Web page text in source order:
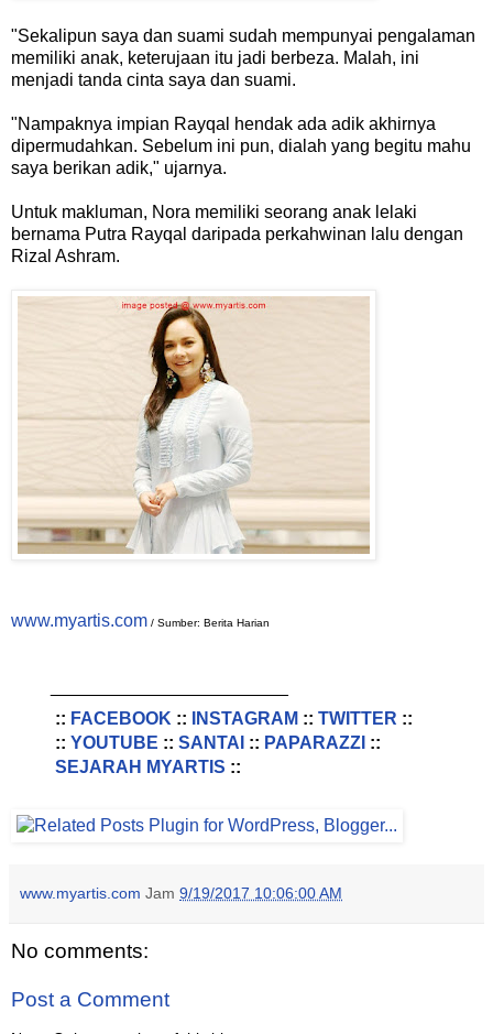
"Sekalipun saya dan suami sudah mempunyai pengalaman
memiliki anak, keterujaan itu jadi berbeza. Malah, ini
menjadi tanda cinta saya dan suami.
"Nampaknya impian Rayqal hendak ada adik akhirnya
dipermudahkan. Sebelum ini pun, dialah yang begitu mahu
saya berikan adik," ujarnya.
Untuk makluman, Nora memiliki seorang anak lelaki
bernama Putra Rayqal daripada perkahwinan lalu dengan
Rizal Ashram.
www.myartis.com / Sumber: Berita Harian
:: FACEBOOK :: INSTAGRAM :: TWITTER ::
:: YOUTUBE :: SANTAI :: PAPARAZZI ::
SEJARAH MYARTIS ::
www.myartis.com Jam 9/19/2017 10:06:00 AM
No comments:
Post a Comment